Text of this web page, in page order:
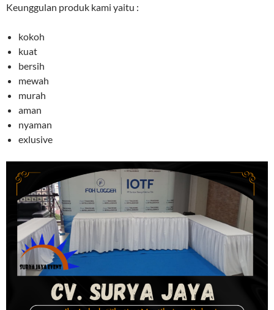
Keunggulan produk kami yaitu :
kokoh
kuat
bersih
mewah
murah
aman
nyaman
exlusive